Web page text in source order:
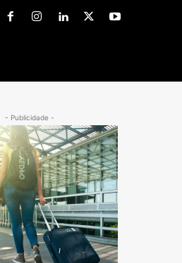
- Publicidade -